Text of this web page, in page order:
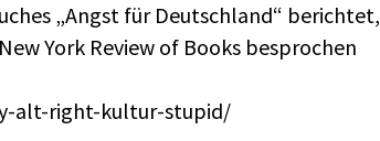
„Angst für Deutschland“ berichtet,
York Review of Books besprochen
alt-right-kultur-stupid/